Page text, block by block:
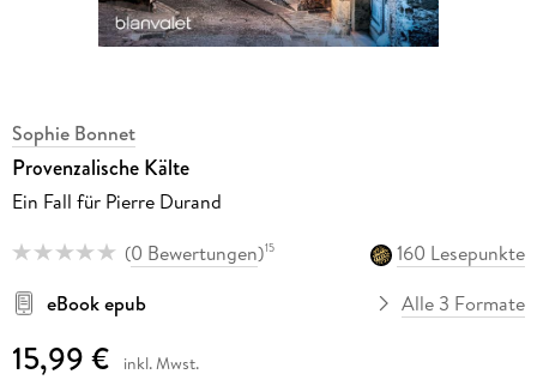
Sophie Bonnet
Provenzalische Kälte
Ein Fall für Pierre Durand
(0 Bewertungen)15
160 Lesepunkte
eBook epub
Alle 3 Formate
15,99 € inkl. Mwst.